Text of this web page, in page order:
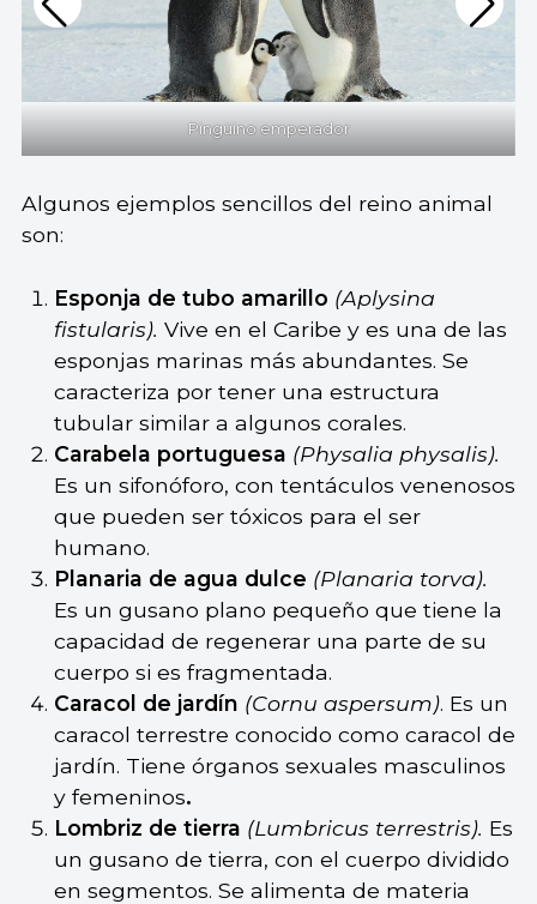
Pingüino emperador
Algunos ejemplos sencillos del reino animal
son:
Esponja de tubo amarillo (Aplysina
fistularis). Vive en el Caribe y es una de las
esponjas marinas más abundantes. Se
caracteriza por tener una estructura
tubular similar a algunos corales.
Carabela portuguesa (Physalia physalis).
Es un sifonóforo, con tentáculos venenosos
que pueden ser tóxicos para el ser
humano.
Planaria de agua dulce (Planaria torva).
Es un gusano plano pequeño que tiene la
capacidad de regenerar una parte de su
cuerpo si es fragmentada.
Caracol de jardín (Cornu aspersum). Es un
caracol terrestre conocido como caracol de
jardín. Tiene órganos sexuales masculinos
y femeninos.
Lombriz de tierra (Lumbricus terrestris). Es
un gusano de tierra, con el cuerpo dividido
en segmentos. Se alimenta de materia